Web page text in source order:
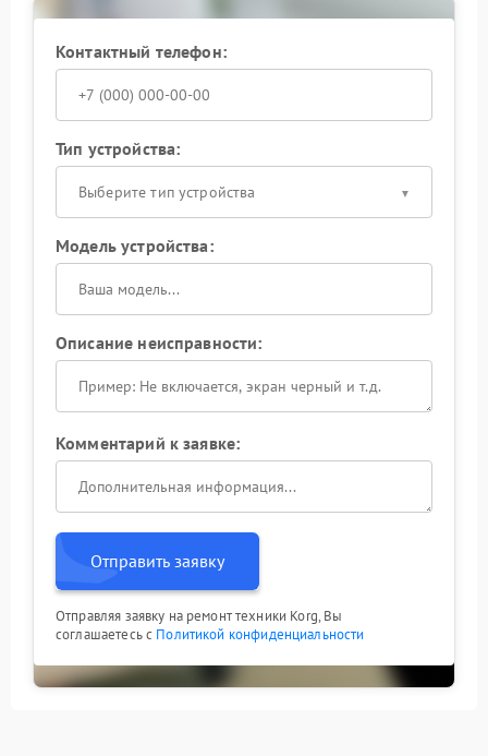
Контактный телефон:
Тип устройства:
Выберите тип устройства
Модель устройства:
Описание неисправности:
Комментарий к заявке:
Отправить заявку
Отправляя заявку на ремонт техники Korg, Вы
соглашаетесь с Политикой конфиденциальности